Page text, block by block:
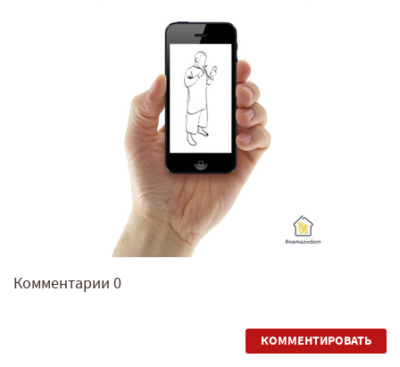
Комментарии 0
КОММЕНТИРОВАТЬ